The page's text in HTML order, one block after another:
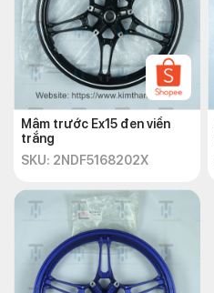
Mâm trước Ex15 đen viền
trắng
SKU: 2NDF5168202X